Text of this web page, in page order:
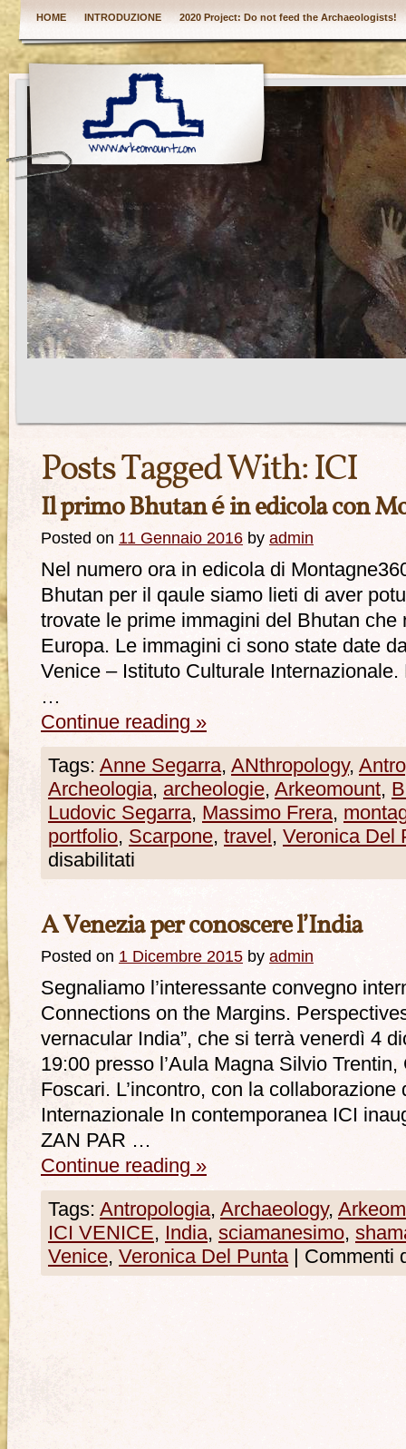
HOME INTRODUZIONE 2020 Project: Do not feed the Archaeologists!
Posts Tagged With:ICI
Il primo Bhutan é in edicola con
Posted on 11 Gennaio 2016 by admin
Nel numero ora in edicola di
Bhutan per il qaule siamo lieti di aver
trovate le prime immagini del Bhutan che
Europa. Le immagini ci sono state date
Venice – Istituto Culturale
…
Continue reading »
Tags: Anne Segarra, ANthropology,
Archeologia, archeologie, Arkeomount,
Ludovic Segarra, Massimo Frera,
portfolio, Scarpone, travel , Veronica Del
disabilitati
A Venezia per conoscere l’India
Posted on 1 Dicembre 2015 by admin
Segnaliamo l’interessante convegno
Connections on the Margins.
vernacular India”, che si terrà venerdì 4
19:00 presso l’Aula Magna Silvio Trentin,
Foscari. L’incontro, con la
Internazionale In contemporanea ICI
ZAN PAR …
Continue reading »
Tags: Antropologia, Archaeology,
ICI VENICE, India, sciamanesimo,
Venice, Veronica Del Punta Commenti